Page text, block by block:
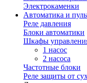
Электрокаменки
Автоматика и
Реле давления
Блоки автоматики
Шкафы
1 насос
2 насоса
Частотные блоки
Реле защиты от